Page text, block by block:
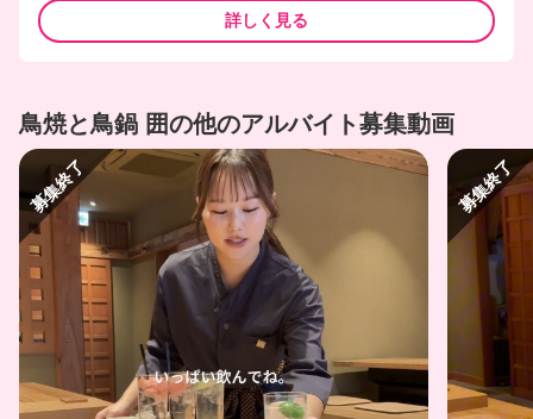
詳しく見る
鳥焼と鳥鍋 囲の他のアルバイト募集動画
募集終了 募集終了